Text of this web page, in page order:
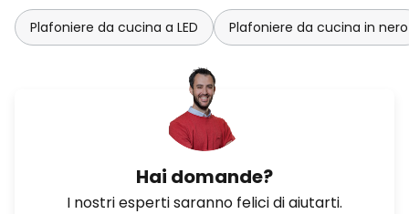
Plafoniere da cucina a LED Plafoniere da cucina in nero
Hai domande?
I nostri esperti saranno felici di aiutarti.